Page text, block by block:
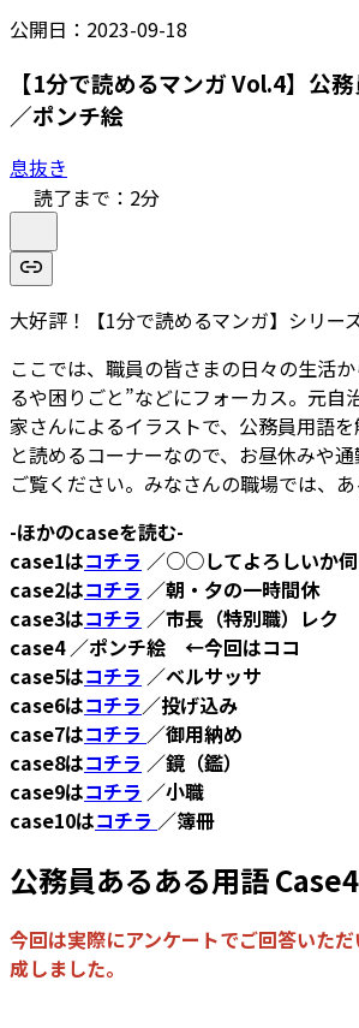
公開日： 2023-09-18
【1分で読めるマンガ Vol.4】公
／ポンチ絵
息抜き
読了まで： 2分
大好評！【1分で読めるマンガ】シリー
ここでは、職員の皆さまの日々の生活
るや困りごと”などにフォーカス。元自
家さんによるイラストで、公務員用語
と読めるコーナーなので、お昼休みや
ご覧ください。みなさんの職場では、
-ほかのcaseを読む-
case1はコチラ ／○○してよろしいか
case2はコチラ ／朝・夕の一時間休
case3はコチラ ／市長（特別職）レク
case4 ／ポンチ絵 ←今回はココ
case5はコチラ ／ベルサッサ
case6はコチラ／投げ込み
case7はコチラ ／御用納め
case8はコチラ ／鏡（鑑）
case9はコチラ ／小職
case10はコチラ ／簿冊
公務員あるある用語
今回は実際にアンケートでご回答いた
成しました。